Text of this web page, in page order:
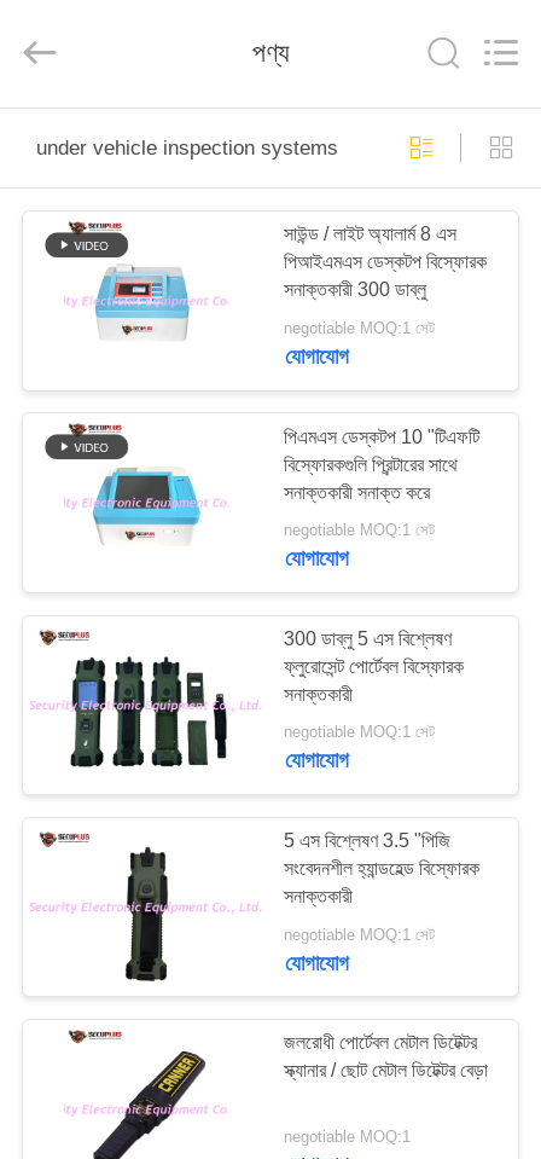
পণ্য
কারখানা
ভ্রমণ
যোগাযোগ
উদ্ধৃতির
আবেদন
সাইট
ম্যাপ
PRIVACY
POLICY
EQUIPMENT
CO.,
Rights
পণ্য
under vehicle inspection systems
সাউন্ড / লাইট অ্যালার্ম 8 এস
পিআইএমএস ডেস্কটপ বিস্ফোরক
সনাক্তকারী 300 ডাব্লু
negotiable MOQ:1 সেট
যোগাযোগ
পিএমএস ডেস্কটপ 10 "টিএফটি
বিস্ফোরকগুলি প্রিন্টারের সাথে
সনাক্তকারী সনাক্ত করে
negotiable MOQ:1 সেট
যোগাযোগ
300 ডাব্লু 5 এস বিশ্লেষণ
ফ্লুরোসেন্ট পোর্টেবল বিস্ফোরক
সনাক্তকারী
negotiable MOQ:1 সেট
যোগাযোগ
5 এস বিশ্লেষণ 3.5 "পিজি
সংবেদনশীল হ্যান্ডহেল্ড বিস্ফোরক
সনাক্তকারী
negotiable MOQ:1 সেট
যোগাযোগ
জলরোধী পোর্টেবল মেটাল ডিটেক্টর
স্ক্যানার / ছোট মেটাল ডিটেক্টর বেড়া
negotiable MOQ:1